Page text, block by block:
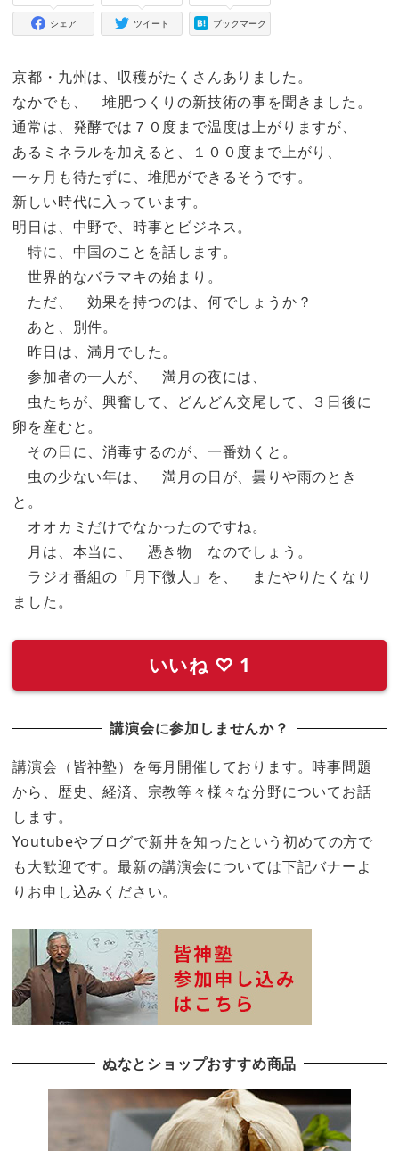
シェア ツイート ブックマーク
京都・九州は、収穫がたくさんありました。
なかでも、 堆肥つくりの新技術の事を聞きました。
通常は、発酵では７０度まで温度は上がりますが、
あるミネラルを加えると、１００度まで上がり、
一ヶ月も待たずに、堆肥ができるそうです。
新しい時代に入っています。
明日は、中野で、時事とビジネス。
特に、中国のことを話します。
世界的なバラマキの始まり。
ただ、 効果を持つのは、何でしょうか？
あと、別件。
昨日は、満月でした。
参加者の一人が、 満月の夜には、
虫たちが、興奮して、どんどん交尾して、３日後に
卵を産むと。
その日に、消毒するのが、一番効くと。
虫の少ない年は、 満月の日が、曇りや雨のとき
と。
オオカミだけでなかったのですね。
月は、本当に、 憑き物 なのでしょう。
ラジオ番組の「月下微人」を、 またやりたくなり
ました。
いいね ♡ 1
講演会に参加しませんか？
講演会（皆神塾）を毎月開催しております。時事問題
から、歴史、経済、宗教等々様々な分野についてお話
します。
Youtubeやブログで新井を知ったという初めての方で
も大歓迎です。最新の講演会については下記バナーよ
りお申し込みください。
ぬなとショップおすすめ商品